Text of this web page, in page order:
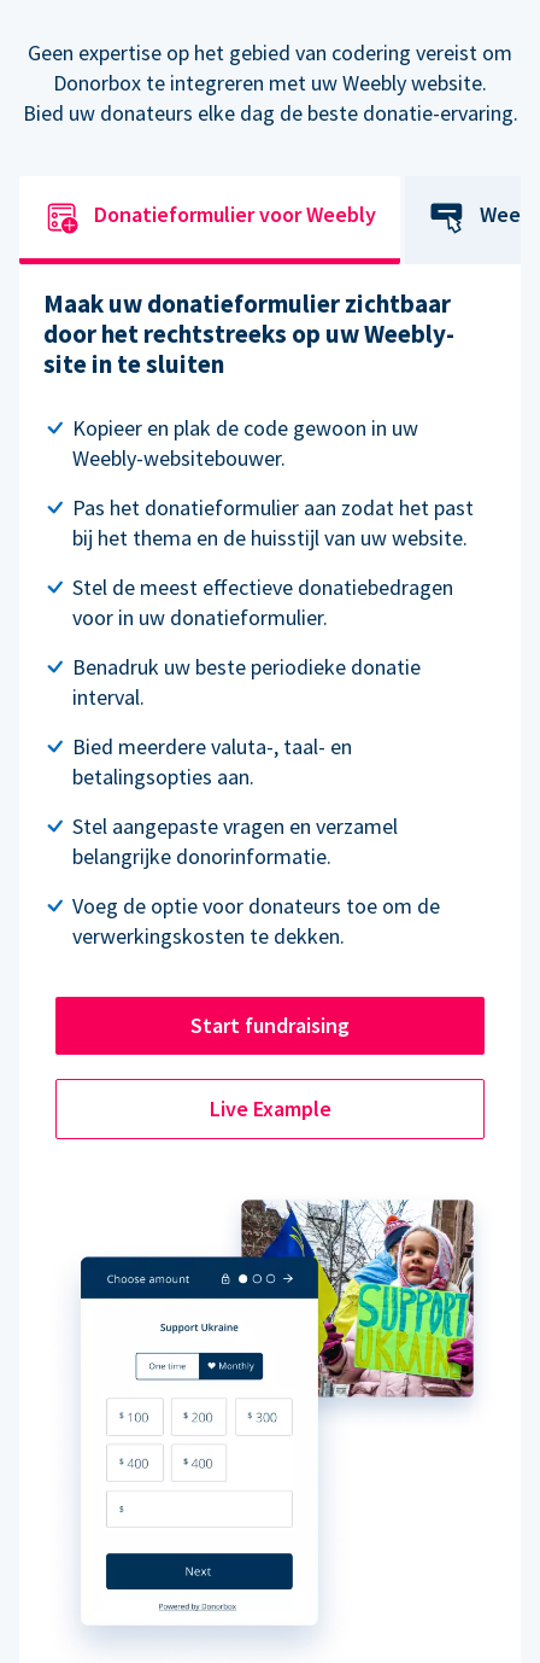
Geen expertise op het gebied van codering vereist om
Donorbox te integreren met uw Weebly website.
Bied uw donateurs elke dag de beste donatie-ervaring.
Donatieformulier voor Weebly
Maak uw donatieformulier zichtbaar
door het rechtstreeks op uw Weebly-
site in te sluiten
Kopieer en plak de code gewoon in uw
Weebly-websitebouwer.
Pas het donatieformulier aan zodat het past
bij het thema en de huisstijl van uw website.
Stel de meest effectieve donatiebedragen
voor in uw donatieformulier.
Benadruk uw beste periodieke donatie
interval.
Bied meerdere valuta-, taal- en
betalingsopties aan.
Stel aangepaste vragen en verzamel
belangrijke donorinformatie.
Voeg de optie voor donateurs toe om de
verwerkingskosten te dekken.
Start fundraising
Live Example